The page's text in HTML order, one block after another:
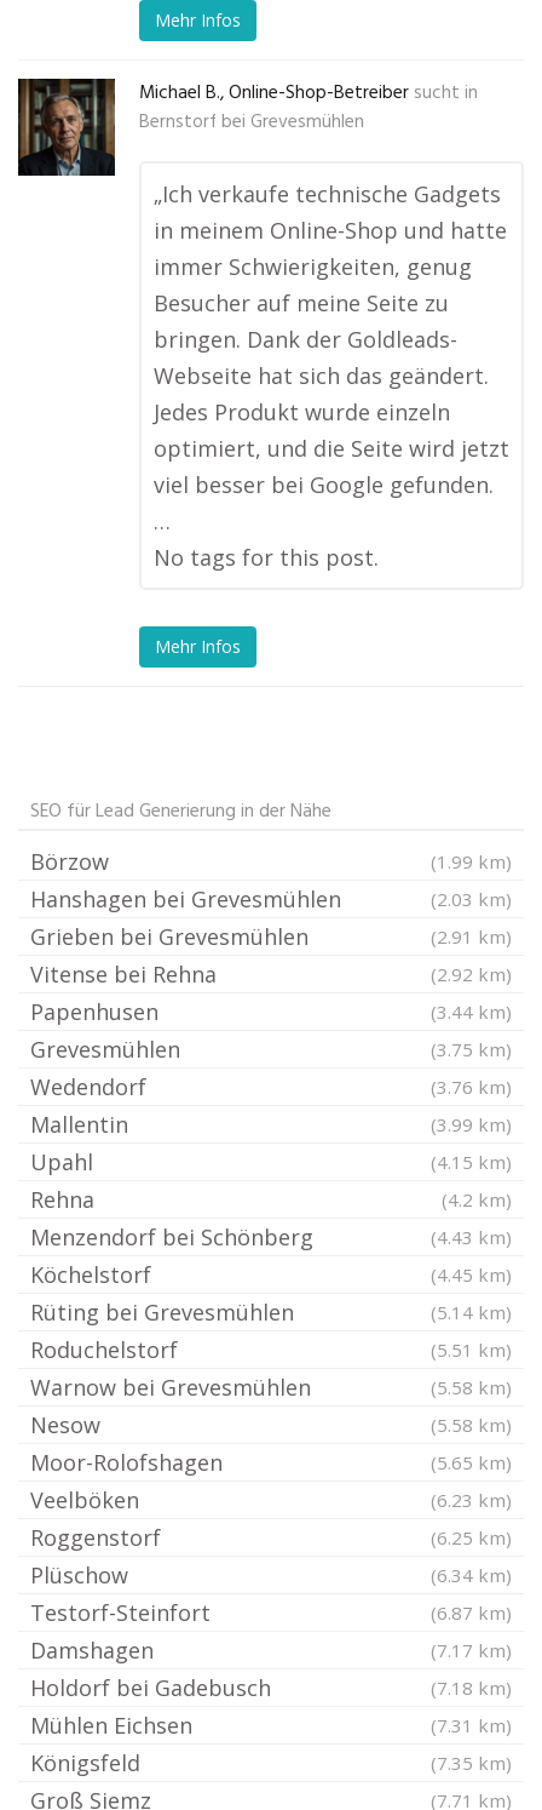
Mehr Infos
Michael B., Online-Shop-Betreiber sucht in
Bernstorf bei Grevesmühlen
„Ich verkaufe technische Gadgets
in meinem Online-Shop und hatte
immer Schwierigkeiten, genug
Besucher auf meine Seite zu
bringen. Dank der Goldleads-
Webseite hat sich das geändert.
Jedes Produkt wurde einzeln
optimiert, und die Seite wird jetzt
viel besser bei Google gefunden.
…
No tags for this post.
Mehr Infos
SEO für Lead Generierung in der Nähe
Börzow (1.99 km)
Hanshagen bei Grevesmühlen (2.03 km)
Grieben bei Grevesmühlen (2.91 km)
Vitense bei Rehna (2.92 km)
Papenhusen (3.44 km)
Grevesmühlen (3.75 km)
Wedendorf (3.76 km)
Mallentin (3.99 km)
Upahl (4.15 km)
Rehna (4.2 km)
Menzendorf bei Schönberg (4.43 km)
Köchelstorf (4.45 km)
Rüting bei Grevesmühlen (5.14 km)
Roduchelstorf (5.51 km)
Warnow bei Grevesmühlen (5.58 km)
Nesow (5.58 km)
Moor-Rolofshagen (5.65 km)
Veelböken (6.23 km)
Roggenstorf (6.25 km)
Plüschow (6.34 km)
Testorf-Steinfort (6.87 km)
Damshagen (7.17 km)
Holdorf bei Gadebusch (7.18 km)
Mühlen Eichsen (7.31 km)
Königsfeld (7.35 km)
Groß Siemz (7.71 km)